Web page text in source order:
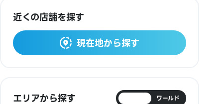
近くの店舗を探す
現在地から探す
エリアから探す ワールド